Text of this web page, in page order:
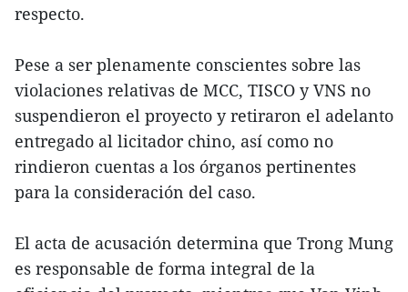
respecto.
Pese a ser plenamente conscientes sobre las
violaciones relativas de MCC, TISCO y VNS no
suspendieron el proyecto y retiraron el adelanto
entregado al licitador chino, así como no
rindieron cuentas a los órganos pertinentes
para la consideración del caso.
El acta de acusación determina que Trong Mung
es responsable de forma integral de la